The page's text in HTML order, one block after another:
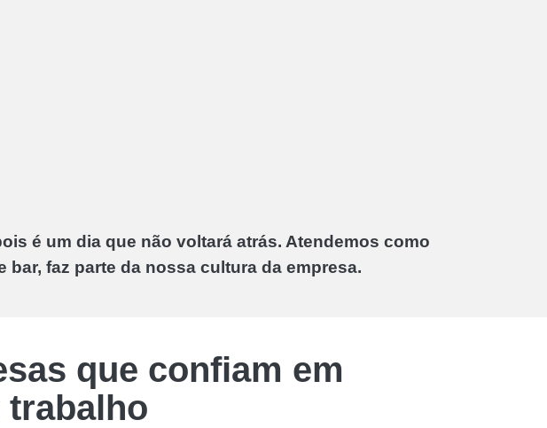
é um dia que não voltará atrás. Atendemos como
faz parte da nossa cultura da empresa.
que confiam em
trabalho